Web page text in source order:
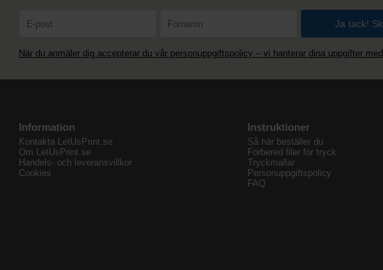
När du anmäler dig accepterar du vår personuppgiftspolicy – vi hanterar dina uppgifter
Information
Kontakta LetUsPrint.se
Om LetUsPrint.se
Handels- och leveransvillkor
Cookies
Instruktioner
Så här beställer du
Förbered filer för tryck
Tryckmallar
Personuppgiftspolicy
FAQ